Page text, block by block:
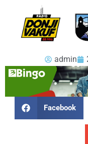
admin
Facebook